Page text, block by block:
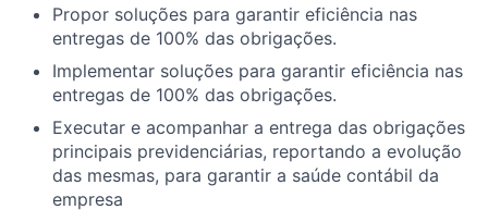
Propor soluções para garantir eficiência nas
entregas de 100% das obrigações.
Implementar soluções para garantir eficiência nas
entregas de 100% das obrigações.
Executar e acompanhar a entrega das obrigações
principais previdenciárias, reportando a evolução
das mesmas, para garantir a saúde contábil da
empresa